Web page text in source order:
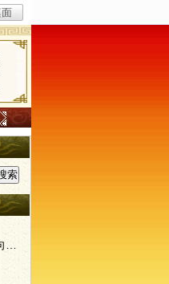
不要问“病从何来”?只需问“治向何去”?